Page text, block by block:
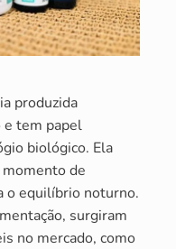
produzida
tem papel
biológico. Ela
de
o equilíbrio noturno.
surgiram
no mercado, como